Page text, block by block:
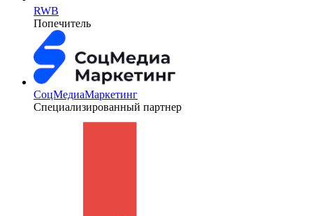
RWB
Попечитель
СоцМедиаМаркетинг
Специализированный партнер